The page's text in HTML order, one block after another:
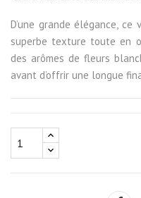
D’une grande élégance,
superbe texture toute en
des arômes de fleurs
avant d’offrir une longue